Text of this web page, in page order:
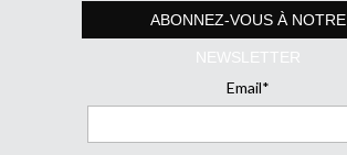
ABONNEZ-VOUS À NOTRE
NEWSLETTER
Email*